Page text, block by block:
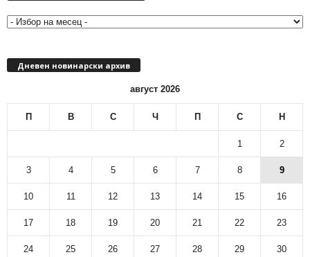
в
а
р
с
к
и
а
Дневен новинарски архив
август 2026
П В С Ч П С Н
1 2
3 4 5 6 7 8 9
10 11 12 13 14 15 16
17 18 19 20 21 22 23
24 25 26 27 28 29 30